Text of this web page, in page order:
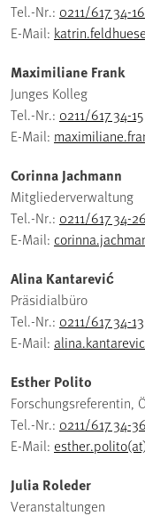
Tel.-Nr.: 0211/617 34-16
E-Mail:
Maximiliane Frank
Junges Kolleg
Tel.-Nr.: 0211/617 34-15
E-Mail:
Corinna Jachmann
Mitgliederverwaltung
Tel.-Nr.: 0211/617 34-26
E-Mail:
Alina Kantarević
Präsidialbüro
Tel.-Nr.: 0211/617 34-13
E-Mail:
Esther Polito
Forschungsreferentin,
Tel.-Nr.: 0211/617 34-36
E-Mail:
Julia Roleder
Veranstaltungen